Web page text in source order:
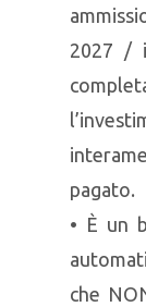
2027 /
pagato.
• È un
che